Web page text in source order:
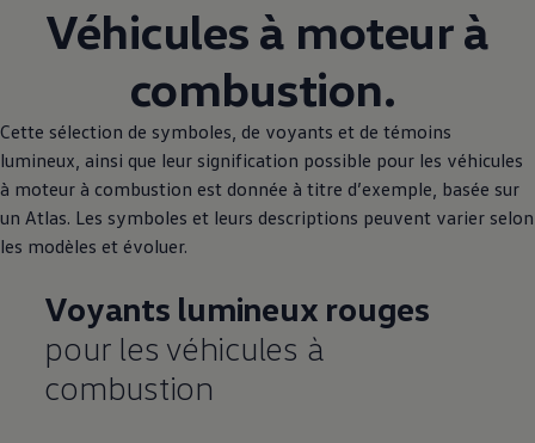
Véhicules à moteur à
combustion.
Cette sélection de symboles, de voyants et de témoins
lumineux, ainsi que leur signification possible pour les véhicules
à moteur à combustion est donnée à titre d’exemple, basée sur
un Atlas. Les symboles et leurs descriptions peuvent varier selon
les modèles et évoluer.
Voyants lumineux rouges
pour les véhicules à
combustion